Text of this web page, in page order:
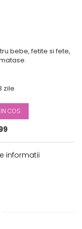
bebe, fetite si fete,
zile
COS
informatii